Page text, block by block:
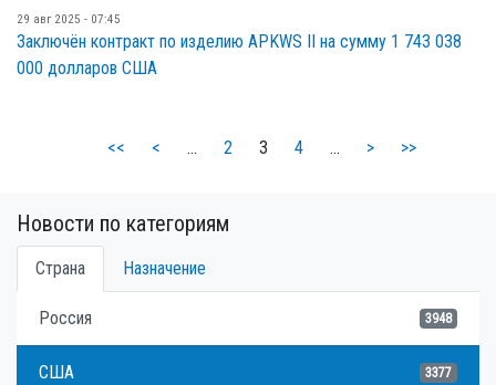
29 авг 2025 - 07:45
Заключён контракт по изделию APKWS II на сумму 1 743 038
000 долларов США
<< < … 2 3 4 … > >>
Новости по категориям
Страна Назначение
Россия 3948
США 3377